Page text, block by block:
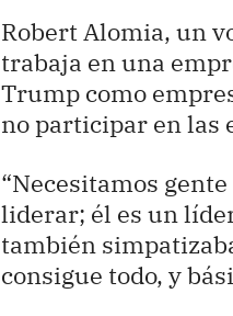
Robert Alomia, un
trabaja en una
Trump como
no participar en las
“Necesitamos
liderar; él es un
también
consigue todo, y